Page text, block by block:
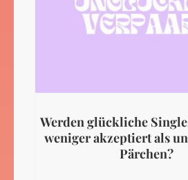
Werden glückliche
weniger akzeptiert als
Pärchen?